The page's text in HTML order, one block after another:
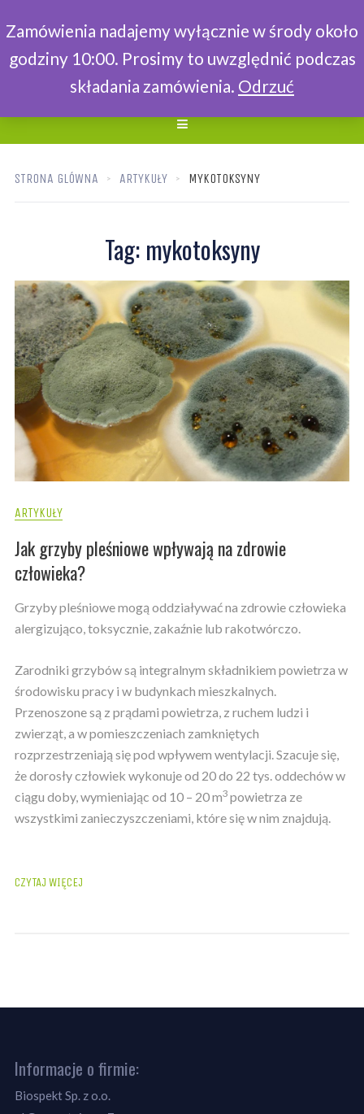
STRONA GLÓWNA ARTYKUŁY MYKOTOKSYNY
Tag: mykotoksyny
ARTYKUŁY
Jak grzyby pleśniowe wpływają na zdrowie
człowieka?
Grzyby pleśniowe mogą oddziaływać na zdrowie człowieka
alergizująco, toksycznie, zakaźnie lub rakotwórczo.
Zarodniki grzybów są integralnym składnikiem powietrza w
środowisku pracy i w budynkach mieszkalnych.
Przenoszone są z prądami powietrza, z ruchem ludzi i
zwierząt, a w pomieszczeniach zamkniętych
rozprzestrzeniają się pod wpływem wentylacji. Szacuje się,
że dorosły człowiek wykonuje od 20 do 22 tys. oddechów w
ciągu doby, wymieniając od 10 – 20 m3 powietrza ze
wszystkimi zanieczyszczeniami, które się w nim znajdują.
Informacje o firmie:
Biospekt Sp. z o.o.
Zamówienia nadajemy wyłącznie w środy około
godziny 10:00. Prosimy to uwzględnić podczas
składania zamówienia. Odrzuć